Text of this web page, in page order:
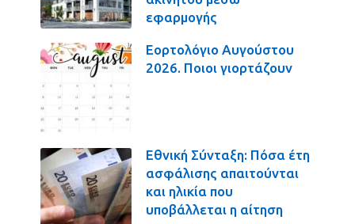
εφαρμογής
Εορτολόγιο Αυγούστου
2026. Ποιοι γιορτάζουν
Εθνική Σύνταξη: Πόσα έτη
ασφάλισης απαιτούνται
και ηλικία που
υποβάλλεται η αίτηση